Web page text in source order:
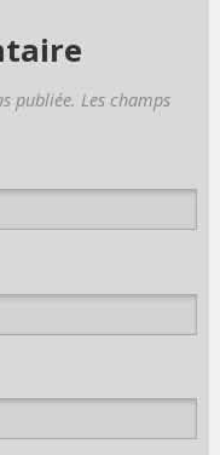
publiée. Les champs